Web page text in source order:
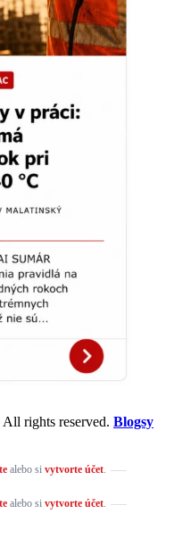
All rights reserved. Blogsy
alebo si vytvorte účet.